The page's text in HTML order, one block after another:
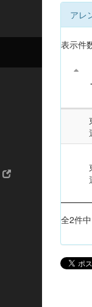
アレ
表示件
全2件